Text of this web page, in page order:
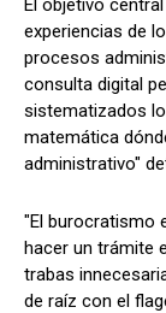
El objetivo
experiencias de
procesos
consulta digital
sistematizados
matemática
administrativo"
"El burocratismo
hacer un trámite
trabas
de raíz con el